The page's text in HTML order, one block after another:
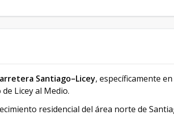
Santiago–Licey, específicamente
Licey al Medio.
residencial del área norte de